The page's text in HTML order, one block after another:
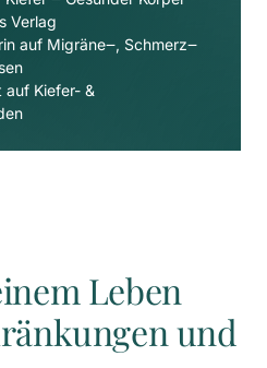
Verlag
auf Migräne‒, Schmerz‒
auf Kiefer- &
Leben
und